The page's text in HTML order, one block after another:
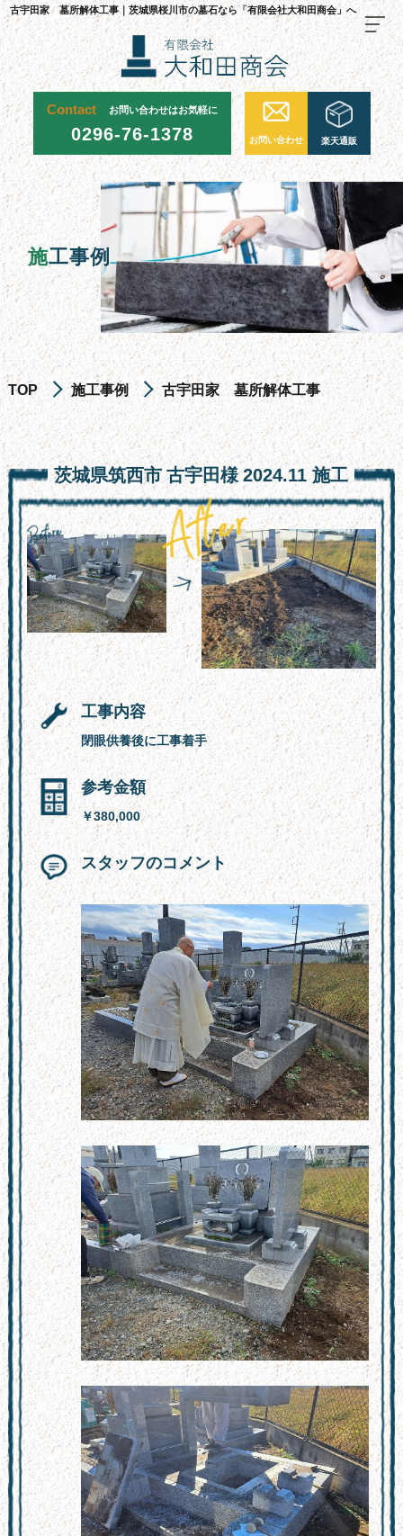
古宇田家 墓所解体工事｜茨城県桜川市の墓石なら「有限会社大和田商会」へ
Contact お問い合わせはお気軽に
0296-76-1378 お問い合わせ 楽天通販
施工事例
TOP 施工事例 古宇田家 墓所解体工事
TOP
当社が選ばれる理由
施工事例
お墓について
お墓を建てる
お墓のリフォーム・修繕
お墓じまい
お墓の引っ越し
文字彫り
採用情報
楽天通販
スタッフ紹介
よくある質問
会社概要
お問い合わせフォーム
サイトマップ
新着情報
茨城県筑西市 古宇田様 2024.11施工
工事内容
閉眼供養後に工事着手
参考金額
￥380,000
スタッフのコメント